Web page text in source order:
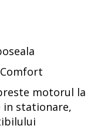
motorul la
in stationare,